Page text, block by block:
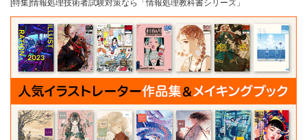
[特集]情報処理技術者試験対策なら「情報処理教科書シリーズ」